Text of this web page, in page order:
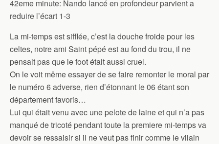
42eme minute: Nando lancé en profondeur parvient a
reduire l’écart 1-3
La mi-temps est sifflée, c’est la douche froide pour les
celtes, notre ami Saint pépé est au fond du trou, il ne
pensait pas que le foot était aussi cruel.
On le voit même essayer de se faire remonter le moral par
le numéro 6 adverse, rien d’étonnant le 06 étant son
département favoris…
Lui qui était venu avec une pelote de laine et qui n’a pas
manqué de tricoté pendant toute la premiere mi-temps va
devoir se ressaisir si il ne veut pas finir comme le vilain